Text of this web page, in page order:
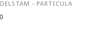
- PARTICULA